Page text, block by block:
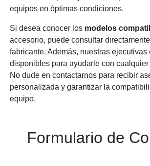
equipos en óptimas condiciones.
Si desea conocer los modelos
accesorio, puede consultar
fabricante. Además, nuestras ejecutivas
disponibles para ayudarle con
No dude en contactarnos para recibir
personalizada y garantizar la
equipo.
Formulario de